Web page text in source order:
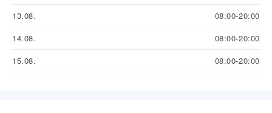
13.08.
08:00-20:00
14.08.
08:00-20:00
15.08.
08:00-20:00